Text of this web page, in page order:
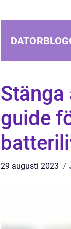
Stänga
guide
29 augusti 2023